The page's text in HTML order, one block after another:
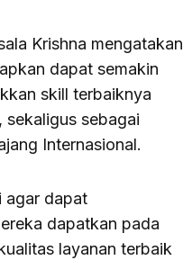
Krishna mengatakan
dapat semakin
skill terbaiknya
sekaligus sebagai
Internasional.
agar dapat
dapatkan pada
layanan terbaik